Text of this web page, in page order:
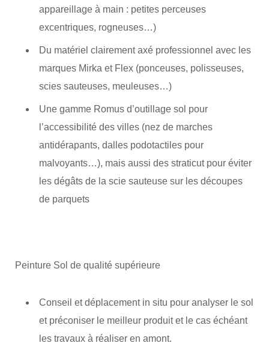
appareillage à main : petites perceuses
excentriques, rogneuses…)
Du matériel clairement axé professionnel avec les
marques Mirka et Flex (ponceuses, polisseuses,
scies sauteuses, meuleuses…)
Une gamme Romus d’outillage sol pour
l’accessibilité des villes (nez de marches
antidérapants, dalles podotactiles pour
malvoyants…), mais aussi des straticut pour éviter
les dégâts de la scie sauteuse sur les découpes
de parquets
Peinture Sol de qualité supérieure
Conseil et déplacement in situ pour analyser le sol
et préconiser le meilleur produit et le cas échéant
les travaux à réaliser en amont.